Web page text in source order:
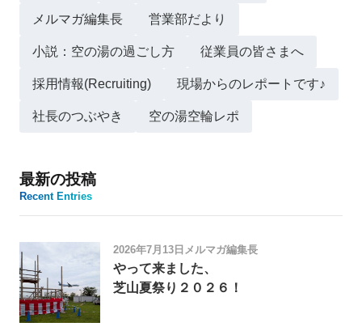
メルマガ編集長 営業部だより
小説：空の湯の過ごし方 従業員の皆さまへ
採用情報(Recruiting) 現場からのレポートです♪
社長のつぶやき 空の湯空輪レポ
最新の投稿
Recent Entries
2026年7月13日 メルマガ編集長
やって来ました、
芝山夏祭り２０２６！